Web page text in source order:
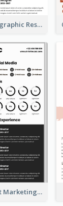
Minimalist Infographic Resume
Dark Minimalist Marketing Manager Resume